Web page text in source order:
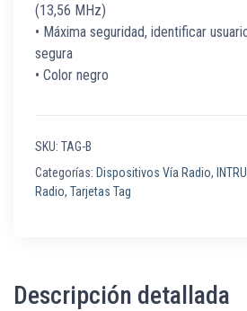
(13,56 MHz)
• Máxima seguridad, identificar
segura
• Color negro
SKU: TAG-B
Categorías: Dispositivos Vía Radio,
Radio, Tarjetas Tag
Descripción detallada